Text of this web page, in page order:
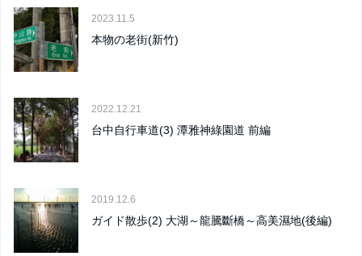
2023.11.5
本物の老街(新竹)
2022.12.21
台中自行車道(3) 潭雅神綠園道 前編
2019.12.6
ガイド散歩(2) 大湖～龍騰斷橋～高美濕地(後編)